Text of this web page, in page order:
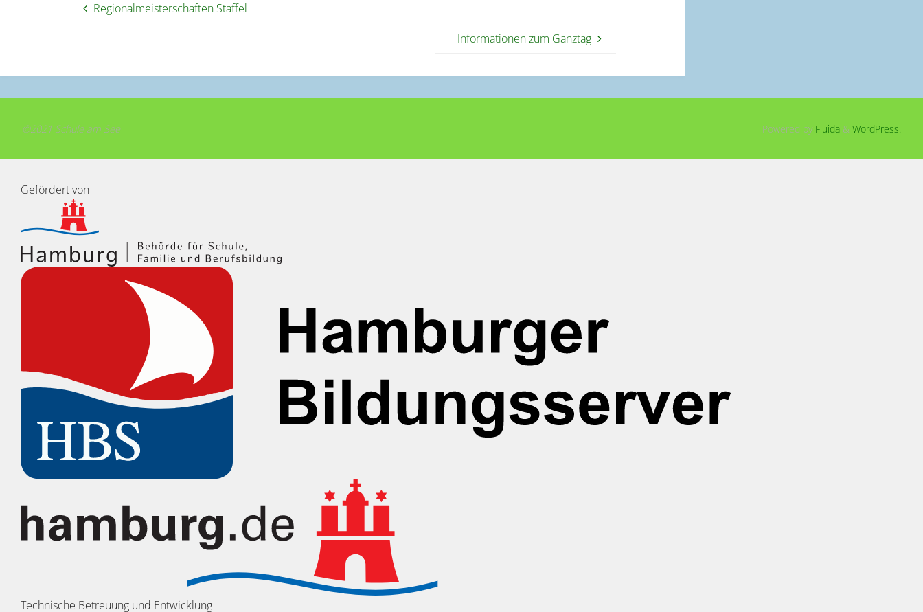
Regionalmeisterschaften Staffel
Informationen zum Ganztag
©2021 Schule am See Powered byFluida & WordPress.
Gefördert von
Technische Betreuung und Entwicklung